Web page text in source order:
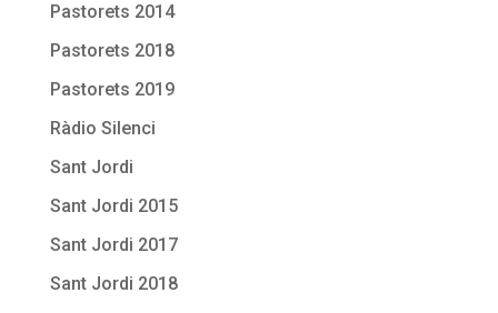
Pastorets 2014
Pastorets 2018
Pastorets 2019
Ràdio Silenci
Sant Jordi
Sant Jordi 2015
Sant Jordi 2017
Sant Jordi 2018